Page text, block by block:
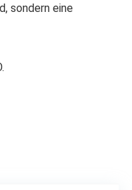
sondern eine